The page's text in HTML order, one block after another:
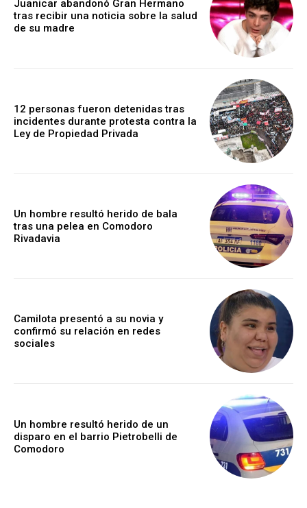
Juanicar abandonó Gran Hermano
tras recibir una noticia sobre la salud
de su madre
12 personas fueron detenidas tras
incidentes durante protesta contra la
Ley de Propiedad Privada
Un hombre resultó herido de bala
tras una pelea en Comodoro
Rivadavia
Camilota presentó a su novia y
confirmó su relación en redes
sociales
Un hombre resultó herido de un
disparo en el barrio Pietrobelli de
Comodoro